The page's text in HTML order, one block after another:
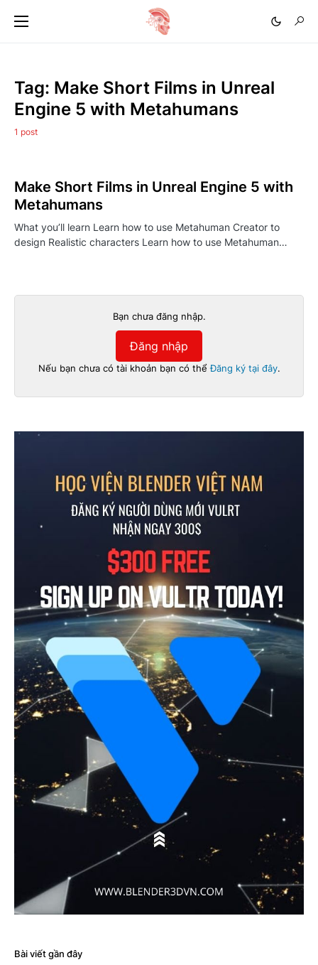
Tag: Make Short Films in Unreal
Engine 5 with Metahumans
1 post
Make Short Films in Unreal Engine 5 with
Metahumans
What you’ll learn Learn how to use Metahuman Creator to
design Realistic characters Learn how to use Metahuman…
Bạn chưa đăng nhập.
Đăng nhập
Nếu bạn chưa có tài khoản bạn có thểĐăng ký tại đây.
Bài viết gần đây